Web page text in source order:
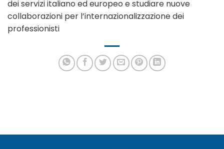
dei servizi italiano ed europeo e studiare nuove
collaborazioni per l’internazionalizzazione dei
professionisti